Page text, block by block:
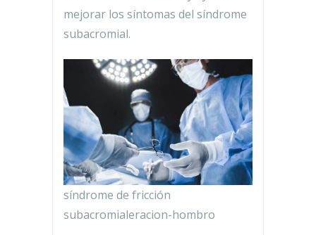
mejorar los síntomas del síndrome
subacromial.
síndrome de fricción
subacromialeracion-hombro